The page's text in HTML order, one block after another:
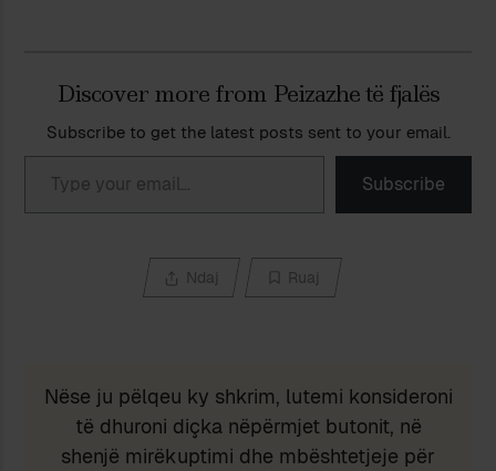
Discover more from Peizazhe të fjalës
Subscribe to get the latest posts sent to your email.
Type your email…
Subscribe
Ndaj Ruaj
Nëse ju pëlqeu ky shkrim, lutemi konsideroni
të dhuroni diçka nëpërmjet butonit, në
shenjë mirëkuptimi dhe mbështetjeje për